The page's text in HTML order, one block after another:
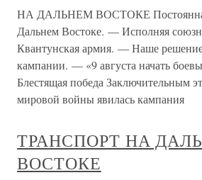
НА ДАЛЬНЕМ ВОСТОКЕ
Дальнем Востоке. — Исполняя
Квантунская армия. — Наше
кампании. — «9 августа начать
Блестящая победа Заключительным
мировой войны явилась кампания
ТРАНСПОРТ НА
ВОСТОКЕ